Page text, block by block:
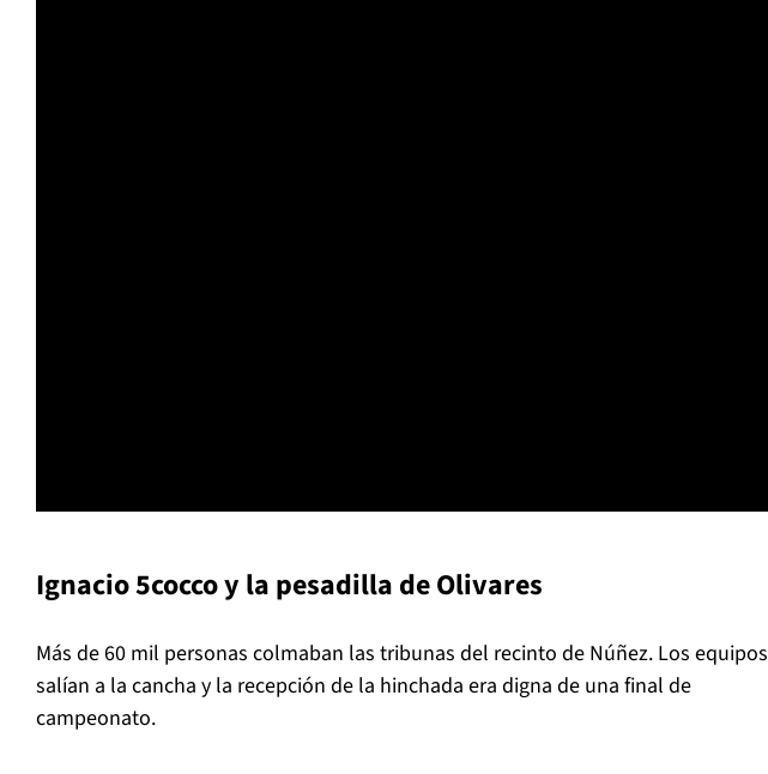
Ignacio 5cocco y la pesadilla de Olivares
Más de 60 mil personas colmaban las tribunas del recinto de Núñez. Los equipos
salían a la cancha y la recepción de la hinchada era digna de una final de
campeonato.